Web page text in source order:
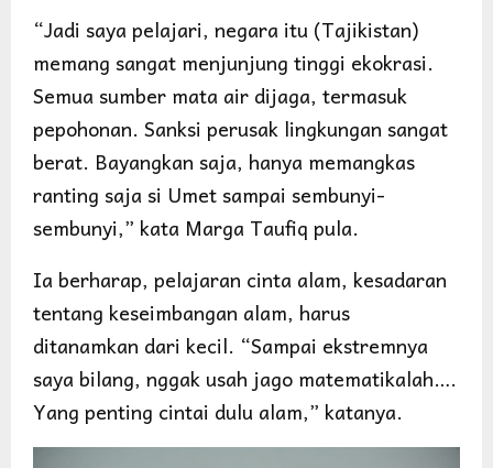
“Jadi saya pelajari, negara itu (Tajikistan)
memang sangat menjunjung tinggi ekokrasi.
Semua sumber mata air dijaga, termasuk
pepohonan. Sanksi perusak lingkungan sangat
berat. Bayangkan saja, hanya memangkas
ranting saja si Umet sampai sembunyi-
sembunyi,” kata Marga Taufiq pula.
Ia berharap, pelajaran cinta alam, kesadaran
tentang keseimbangan alam, harus
ditanamkan dari kecil. “Sampai ekstremnya
saya bilang, nggak usah jago matematikalah….
Yang penting cintai dulu alam,” katanya.